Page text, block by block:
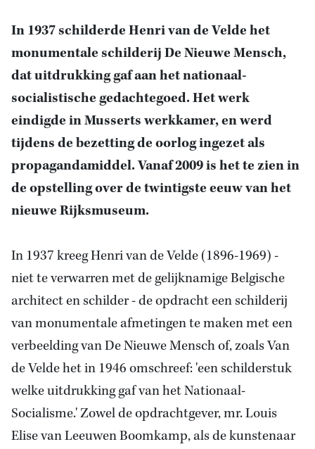
Zoek
In 1937 schilderde Henri van de Velde het
monumentale schilderij De Nieuwe Mensch,
dat uitdrukking gaf aan het nationaal-
socialistische gedachtegoed. Het werk
eindigde in Musserts werkkamer, en werd
tijdens de bezetting de oorlog ingezet als
propagandamiddel. Vanaf 2009 is het te zien in
de opstelling over de twintigste eeuw van het
nieuwe Rijksmuseum.
In 1937 kreeg Henri van de Velde (1896-1969) -
niet te verwarren met de gelijknamige Belgische
architect en schilder - de opdracht een schilderij
van monumentale afmetingen te maken met een
verbeelding van De Nieuwe Mensch of, zoals Van
de Velde het in 1946 omschreef: 'een schilderstuk
welke uitdrukking gaf van het Nationaal-
Socialisme.' Zowel de opdrachtgever, mr. Louis
Elisevan LeeuwenBoomkamp, als de kunstenaar